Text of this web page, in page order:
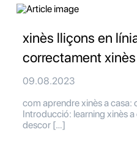
xinès lliçons en
correctament
09.08.2023
com aprendre xinès a casa:
Introducció: learning xinès
descor […]